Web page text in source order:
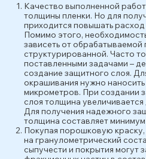
Качество выполненной
толщины пленки. Но для
приходится повышать
Помимо этого,
зависеть от обрабатываемой
структурированной. Часто
поставленными задачами –
создание защитного слоя.
окрашивания нужно
микрометров. При создании
слоя толщина
Для получения надежного
толщина составляет
Покупая порошковую
на гранулометрический
сыпучести и покрытия могут